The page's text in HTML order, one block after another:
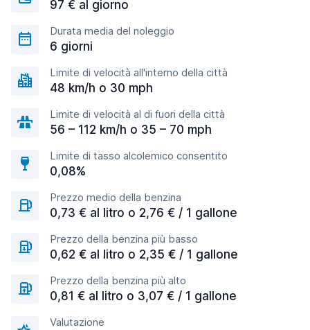
97 € al giorno
Durata media del noleggio
6 giorni
Limite di velocità all'interno della città
48 km/h o 30 mph
Limite di velocità al di fuori della città
56 – 112 km/h o 35 – 70 mph
Limite di tasso alcolemico consentito
0,08%
Prezzo medio della benzina
0,73 € al litro o 2,76 € / 1 gallone
Prezzo della benzina più basso
0,62 € al litro o 2,35 € / 1 gallone
Prezzo della benzina più alto
0,81 € al litro o 3,07 € / 1 gallone
Valutazione